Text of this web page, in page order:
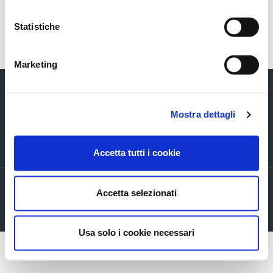
Statistiche
Marketing
Mostra dettagli
Accetta tutti i cookie
Accetta selezionati
Usa solo i cookie necessari
Via Verizzo, 1030 - 31053 Pieve di Soligo (TV) tel +39 0438 980098 fax +39
0438 82096 C.F. - P.I. - R.I. 03916270261
Company info